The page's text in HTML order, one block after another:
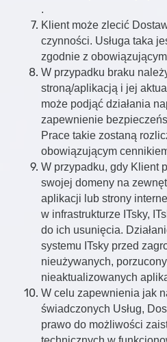
.
Klient może zlecić
czynności. Usługa taka
zgodnie z
W przypadku braku
stroną/aplikacją i jej
może podjąć działania
zapewnienie
Prace takie zostaną
obowiązującym
W przypadku, gdy Klient
swojej domeny na
aplikacji lub strony
w infrastrukturze ITsky,
do ich usunięcia.
systemu ITsky przed
nieużywanych,
nieaktualizowanych
W celu zapewnienia jak
świadczonych Usług,
prawo do możliwości